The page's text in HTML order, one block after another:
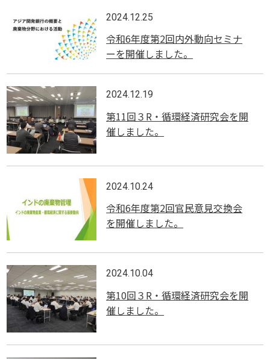
2024.12.25
令和6年度第2回内外動向セミナ
ーを開催しました。
2024.12.19
第11回３R・循環経済研究会を開
催しました。
2024.10.24
令和6年度第2回官民意見交換会
を開催しました。
2024.10.04
第10回３R・循環経済研究会を開
催しました。